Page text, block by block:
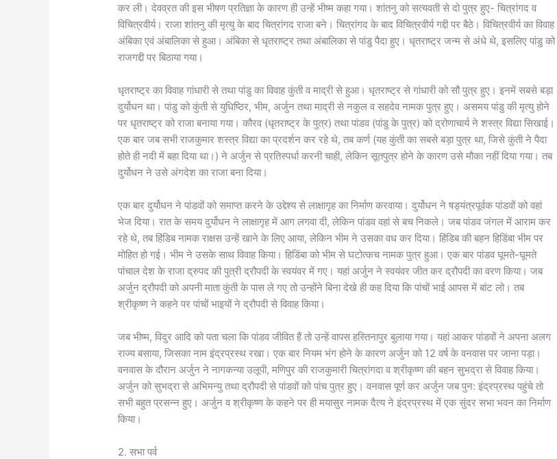
कर ली। देवव्रत की इस भीषण प्रतिज्ञा के कारण ही उन्हें भीष्म कहा गया। शांतनु को सत्यवती से दो पुत्र हुए- चित्रांगद व
विचित्रवीर्य। राजा शांतनु की मृत्यु के बाद चित्रांगद राजा बने। चित्रांगद के बाद विचित्रवीर्य गद्दी पर बैठे। विचित्रवीर्य का विवाह
अंबिका एवं अंबालिका से हुआ। अंबिका से धृतराष्ट्र तथा अंबालिका से पांडु पैदा हुए। धृतराष्ट्र जन्म से अंधे थे, इसलिए पांडु को
राजगद्दी पर बिठाया गया।
धृतराष्ट्र का विवाह गांधारी से तथा पांडु का विवाह कुंती व माद्री से हुआ। धृतराष्ट्र से गांधारी को सौ पुत्र हुए। इनमें सबसे बड़ा
दुर्योधन था। पांडु को कुंती से युधिष्ठिर, भीम, अर्जुन तथा माद्री से नकुल व सहदेव नामक पुत्र हुए। असमय पांडु की मृत्यु होने
पर धृतराष्ट्र को राजा बनाया गया। कौरव (धृतराष्ट्र के पुत्र) तथा पांडव (पांडु के पुत्र) को द्रोणाचार्य ने शस्त्र विद्या सिखाई।
एक बार जब सभी राजकुमार शस्त्र विद्या का प्रदर्शन कर रहे थे, तब कर्ण (यह कुंती का सबसे बड़ा पुत्र था, जिसे कुंती ने पैदा
होते ही नदी में बहा दिया था।) ने अर्जुन से प्रतिस्पर्धा करनी चाही, लेकिन सूतपुत्र होने के कारण उसे मौका नहीं दिया गया। तब
दुर्योधन ने उसे अंगदेश का राजा बना दिया।
एक बार दुर्योधन ने पांडवों को समाप्त करने के उद्देश्य से लाक्षागृह का निर्माण करवाया। दुर्योधन ने षड्यंत्रपूर्वक पांडवों को वहां
भेज दिया। रात के समय दुर्योधन ने लाक्षागृह में आग लगवा दी, लेकिन पांडव वहां से बच निकले। जब पांडव जंगल में आराम कर
रहे थे, तब हिंडिब नामक राक्षस उन्हें खाने के लिए आया, लेकिन भीम ने उसका वध कर दिया। हिंडिब की बहन हिडिंबा भीम पर
मोहित हो गई। भीम ने उसके साथ विवाह किया। हिडिंबा को भीम से घटोत्कच नामक पुत्र हुआ। एक बार पांडव घूमते-घूमते
पांचाल देश के राजा द्रुपद की पुत्री द्रौपदी के स्वयंवर में गए। यहां अर्जुन ने स्वयंवर जीत कर द्रौपदी का वरण किया। जब
अर्जुन द्रौपदी को अपनी माता कुंती के पास ले गए तो उन्होंने बिना देखे ही कह दिया कि पांचों भाई आपस में बांट लो। तब
श्रीकृष्ण ने कहने पर पांचों भाइयों ने द्रौपदी से विवाह किया।
जब भीष्म, विदुर आदि को पता चला कि पांडव जीवित हैं तो उन्हें वापस हस्तिनापुर बुलाया गया। यहां आकर पांडवों ने अपना अलग
राज्य बसाया, जिसका नाम इंद्रप्रस्थ रखा। एक बार नियम भंग होने के कारण अर्जुन को 12 वर्ष के वनवास पर जाना पड़ा।
वनवास के दौरान अर्जुन ने नागकन्या उलूपी, मणिपुर की राजकुमारी चित्रांगदा व श्रीकृष्ण की बहन सुभद्रा से विवाह किया।
अर्जुन को सुभद्रा से अभिमन्यु तथा द्रौपदी से पांडवों को पांच पुत्र हुए। वनवास पूर्ण कर अर्जुन जब पुन: इंद्रप्रस्थ पहुंचे तो
सभी बहुत प्रसन्न हुए। अर्जुन व श्रीकृष्ण के कहने पर ही मयासुर नामक दैत्य ने इंद्रप्रस्थ में एक सुंदर सभा भवन का निर्माण
किया।
2. सभा पर्व